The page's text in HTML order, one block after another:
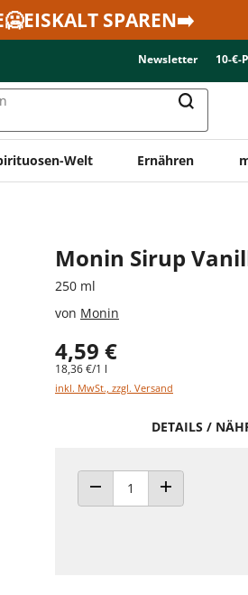
SPAREN➡️
Newsletter 10-€-
Welt Ernähren
Monin Sirup
250 ml
von Monin
4,59 €
18,36 €/1 l
inkl. MwSt., zzgl. Versand
DETAILS /
ANZAHL VERRINGERN
ANZAHL